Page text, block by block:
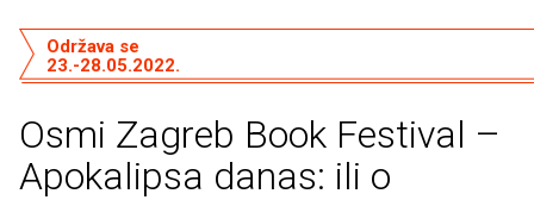
Osmi Zagreb Book Festival –
Apokalipsa danas: ili o
Održava se
23.-28.05.2022.